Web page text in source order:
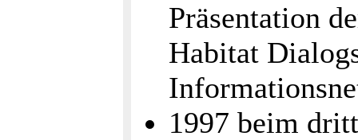
Präsentation
Habitat
1997 beim